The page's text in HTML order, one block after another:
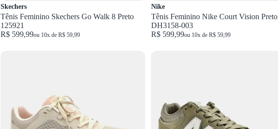
Skechers
Tênis Feminino Skechers Go Walk 8 Preto
125921
R$ 599,99ou 10x de R$ 59,99
Nike
Tênis Feminino Nike Court Vision Preto
DH3158-003
R$ 599,99ou 10x de R$ 59,99